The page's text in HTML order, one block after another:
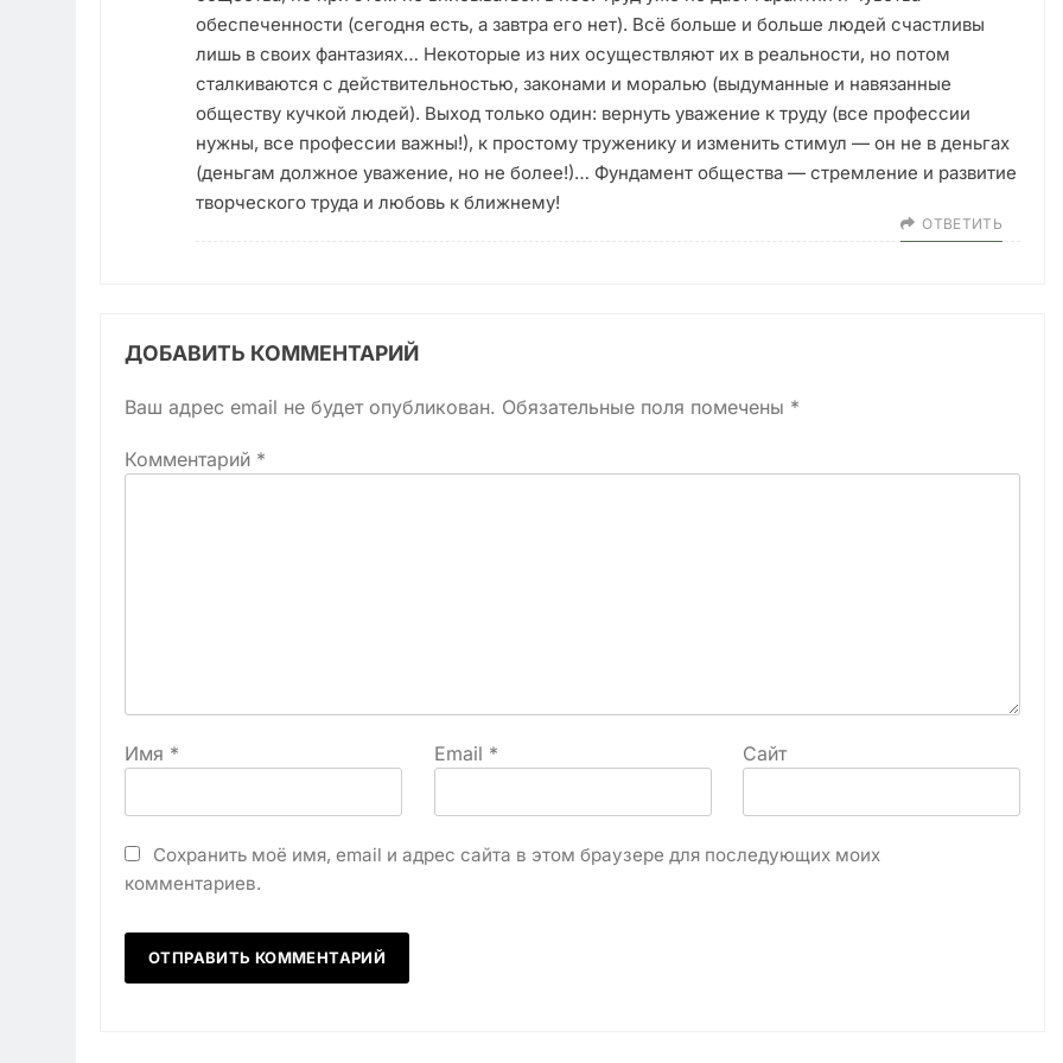
обеспеченности (сегодня есть, а завтра его нет). Всё больше и больше людей счастливы
лишь в своих фантазиях… Некоторые из них осуществляют их в реальности, но потом
сталкиваются с действительностью, законами и моралью (выдуманные и навязанные
обществу кучкой людей). Выход только один: вернуть уважение к труду (все профессии
нужны, все профессии важны!), к простому труженику и изменить стимул — он не в деньгах
(деньгам должное уважение, но не более!)… Фундамент общества — стремление и развитие
творческого труда и любовь к ближнему!
ОТВЕТИТЬ
ДОБАВИТЬ КОММЕНТАРИЙ
Ваш адрес email не будет опубликован. Обязательные поля помечены *
Комментарий *
Имя * Email * Сайт
Сохранить моё имя, email и адрес сайта в этом браузере для последующих моих
комментариев.